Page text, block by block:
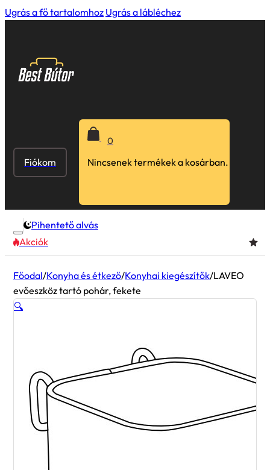
Ugrás a fő tartalomhoz Ugrás a lábléchez
Fiókom
0
Nincsenek termékek a kosárban.
Pihentető alvás
Akciók
Főodal/Konyha és étkező/Konyhai kiegészítők/LAVEO
evőeszköz tartó pohár, fekete
🔍